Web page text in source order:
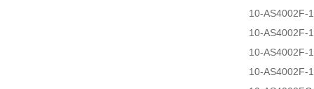
10-AS4002F-
10-AS4002F-
10-AS4002F-
10-AS4002F-